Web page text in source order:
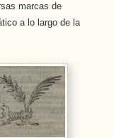
marcas de
a lo largo de la